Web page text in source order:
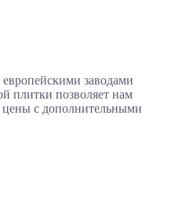
заводами
плитки позволяет нам
цены с дополнительными